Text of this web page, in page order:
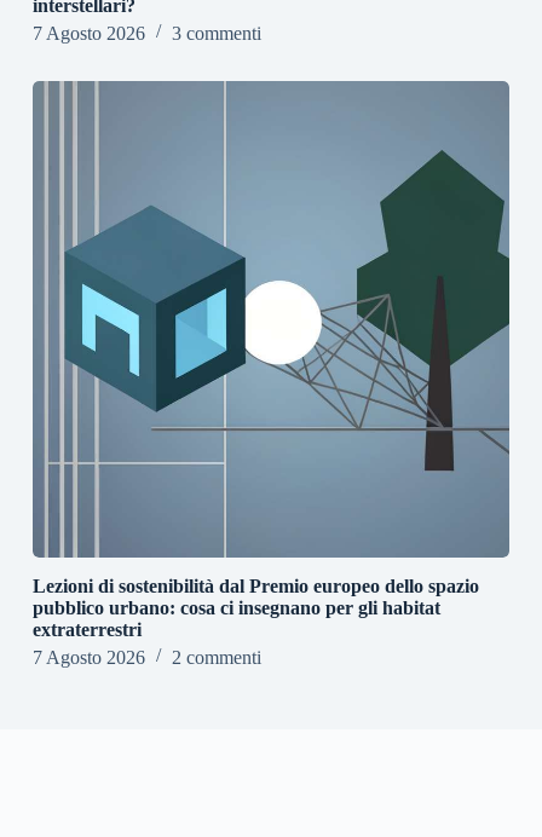
interstellari?
7 Agosto 2026
3 commenti
Lezioni di sostenibilità dal Premio europeo dello spazio
pubblico urbano: cosa ci insegnano per gli habitat
extraterrestri
7 Agosto 2026
2 commenti